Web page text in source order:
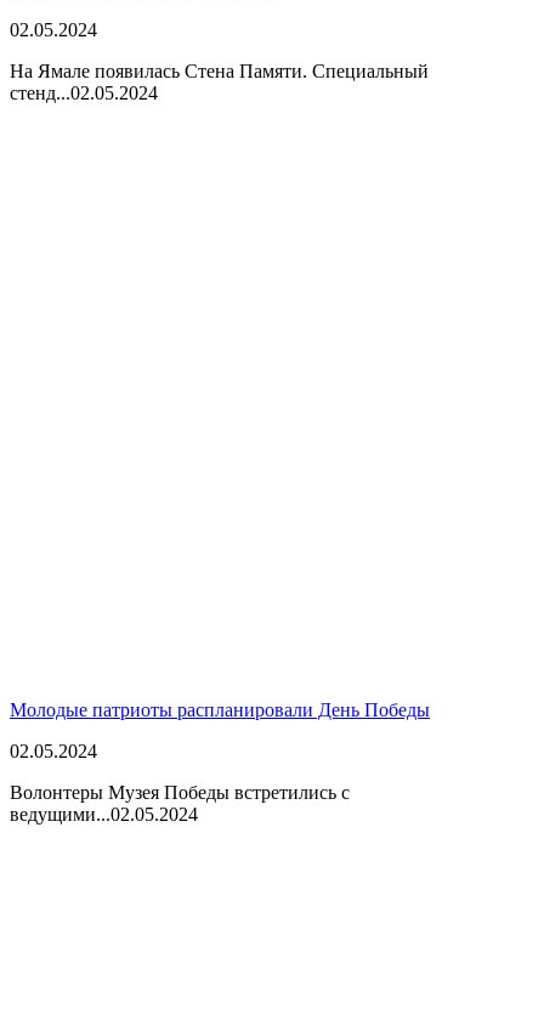
02.05.2024
На Ямале появилась Стена Памяти. Специальный
стенд...02.05.2024
Молодые патриоты распланировали День Победы
02.05.2024
Волонтеры Музея Победы встретились с
ведущими...02.05.2024